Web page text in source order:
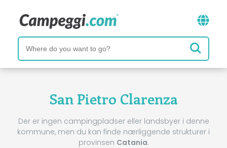
San Pietro Clarenza
Der er ingen campingpladser eller landsbyer i denne
kommune, men du kan finde nærliggende strukturer i
provinsen Catania.